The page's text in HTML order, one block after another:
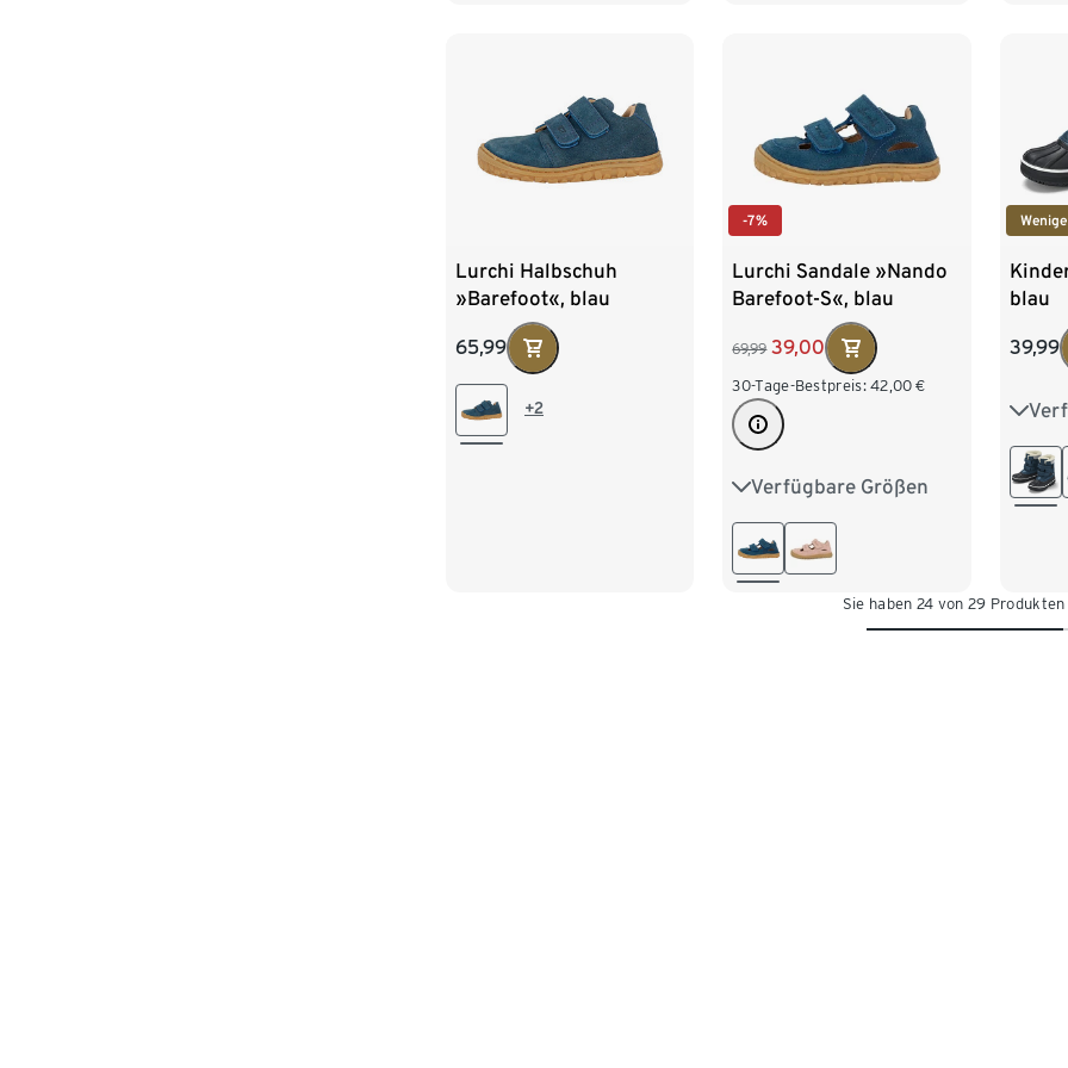
Lurchi Halbschuh
»Barefoot«, blau
65,99
+2
-7%
Lurchi Sandale »Nando
Barefoot-S«, blau
69,99 39,00
30-Tage-Bestpreis: 42,00 €
Verfügbare Größen
24 25 26 27
28 29
blau
39,99
24-25
30-31
Sie haben 24 von 29